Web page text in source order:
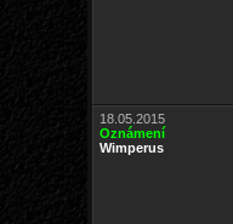
18.05.2015
Oznámení
Wimperus